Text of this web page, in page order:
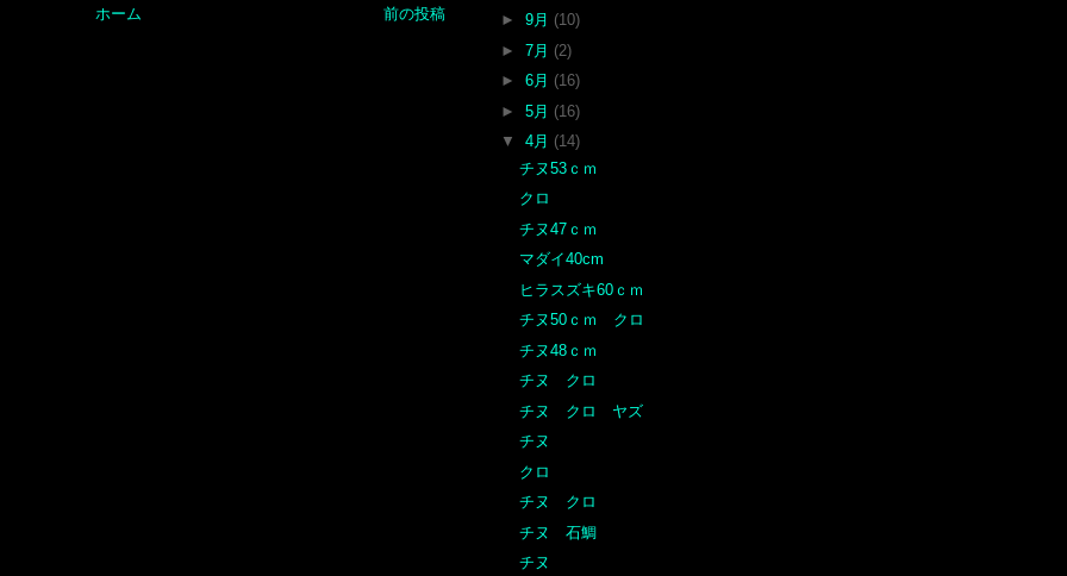
前の投稿
ホーム
► 9月 (10)
► 7月 (2)
► 6月 (16)
► 5月 (16)
▼ 4月 (14)
チヌ53ｃｍ
クロ
チヌ47ｃｍ
マダイ40cm
ヒラスズキ60ｃｍ
チヌ50ｃｍ クロ
チヌ48ｃｍ
チヌ クロ
チヌ クロ ヤズ
チヌ
クロ
チヌ クロ
チヌ 石鯛
チヌ